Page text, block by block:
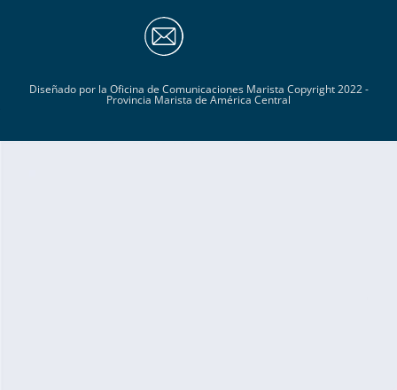
Diseñado por la Oficina de Comunicaciones Marista Copyright 2022 -
Provincia Marista de América Central